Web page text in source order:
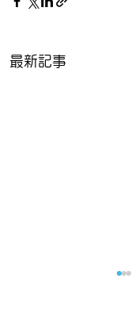
最新記事